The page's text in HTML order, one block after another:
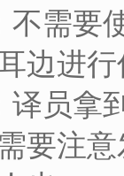
需要
边进
员拿
要注